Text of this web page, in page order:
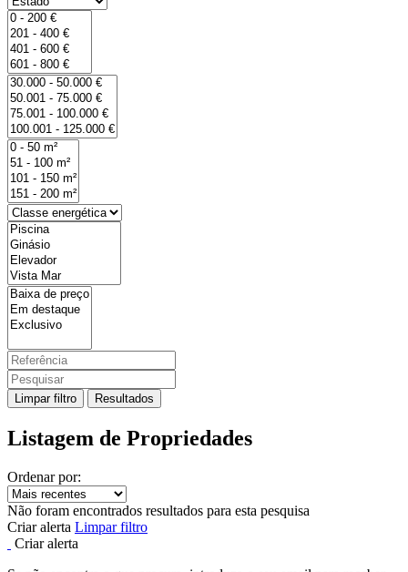
Limpar filtro Resultados
Listagem de Propriedades
Ordenar por:
Não foram encontrados resultados para esta pesquisa
Criar alerta Limpar filtro
Criar alerta